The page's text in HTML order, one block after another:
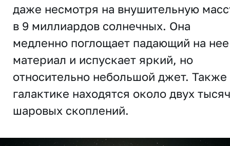
даже несмотря на внушительную
в 9 миллиардов солнечных. Она
медленно поглощает падающий на нее
материал и испускает яркий, но
относительно небольшой джет. Также
галактике находятся около двух тысяч
шаровых скоплений.